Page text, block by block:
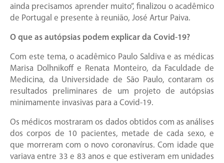
ainda precisamos aprender muito”, finalizou o acadêmico
de Portugal e presente à reunião, José Artur Paiva.
O que as autópsias podem explicar da Covid-19?
Com este tema, o acadêmico Paulo Saldiva e as médicas
Marisa Dolhnikoff e Renata Monteiro, da Faculdade de
Medicina, da Universidade de São Paulo, contaram os
resultados preliminares de um projeto de autópsias
minimamente invasivas para a Covid-19.
Os médicos mostraram os dados obtidos com as análises
dos corpos de 10 pacientes, metade de cada sexo, e
que morreram com o novo coronavírus. Com idade que
variava entre 33 e 83 anos e que estiveram em unidades